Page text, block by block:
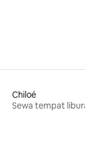
Chiloé
Sewa tempat